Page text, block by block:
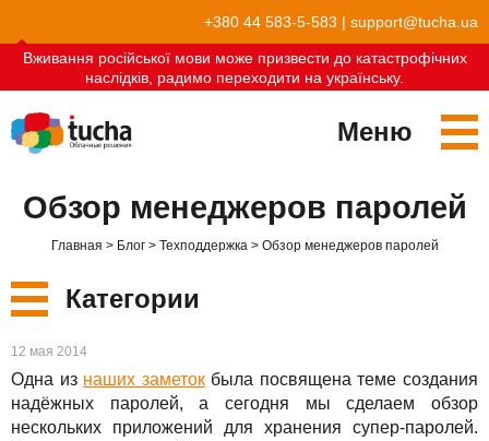
+380 44 583-5-583 | support@tucha.ua
Вживання російської мови може призвести до катастрофічних
наслідків, радимо переходити на українську.
Меню
TuchaHost
Хостиг сайтов на Laravel
Хостинг CRM
Обзор менеджеров паролей
Главная Блог Техподдержка Обзор менеджеров паролей
Категории
Новые
Сервисы
12 мая 2014
Одна из наших заметокбыла посвящена теме создания
надёжных паролей, а сегодня мы сделаем обзор
нескольких приложений для хранения супер-паролей.